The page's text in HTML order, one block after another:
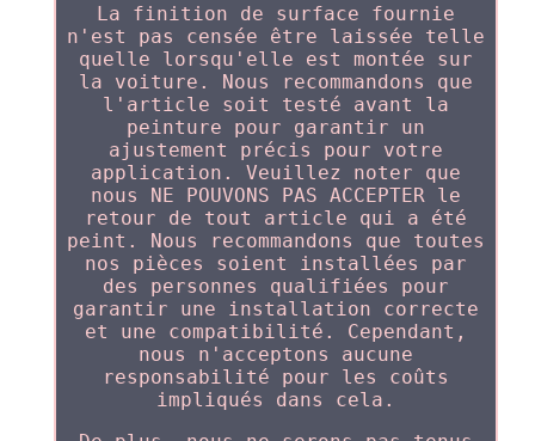
La finition de surface fournie
n'est pas censée être laissée telle
quelle lorsqu'elle est montée sur
la voiture. Nous recommandons que
l'article soit testé avant la
peinture pour garantir un
ajustement précis pour votre
application. Veuillez noter que
nous NE POUVONS PAS ACCEPTER le
retour de tout article qui a été
peint. Nous recommandons que toutes
nos pièces soient installées par
des personnes qualifiées pour
garantir une installation correcte
et une compatibilité. Cependant,
nous n'acceptons aucune
responsabilité pour les coûts
impliqués dans cela.